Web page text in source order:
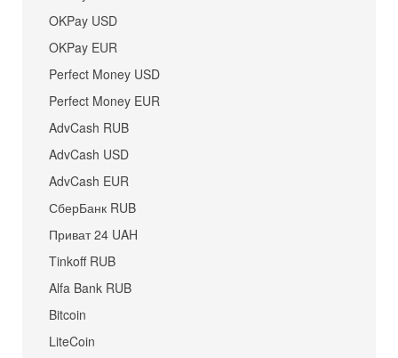
OKPay USD
OKPay EUR
Perfect Money USD
Perfect Money EUR
AdvCash RUB
AdvCash USD
AdvCash EUR
СберБанк RUB
Приват 24 UAH
Tinkoff RUB
Alfa Bank RUB
Bitcoin
LiteCoin